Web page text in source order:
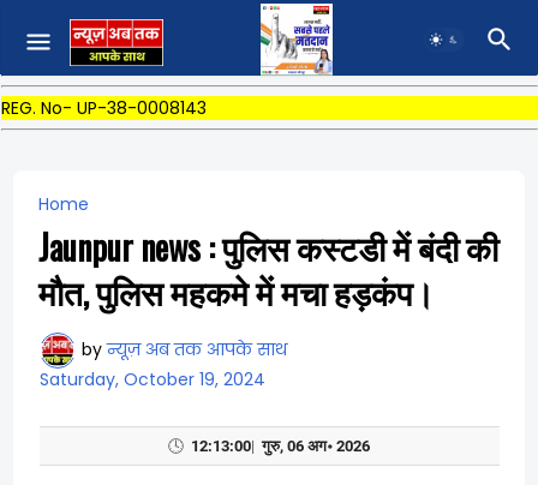
REG. No- UP-38-0008143
Home
Jaunpur news : पुलिस कस्टडी में बंदी की
मौत, पुलिस महकमे में मचा हड़कंप।
by न्यूज़ अब तक आपके साथ
Saturday, October 19, 2024
🕓 12:13:01| गुरु, 06 अग॰ 2026